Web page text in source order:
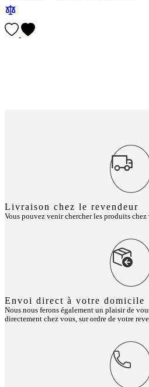
Livraison chez le revendeur
Vous pouvez venir chercher les produits
Envoi direct à votre domicile
Nous nous ferons également un plaisir de
directement chez vous, sur ordre de votre